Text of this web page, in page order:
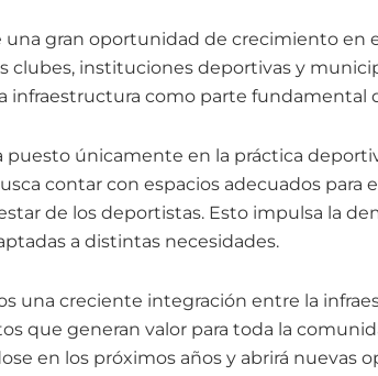
una gran oportunidad de crecimiento en
clubes, instituciones deportivas y
infraestructura como parte fundamental
puesto únicamente en la práctica
contar con espacios adecuados para
de los deportistas. Esto impulsa la
a distintas necesidades.
una creciente integración entre la
que generan valor para toda la
en los próximos años y abrirá nuevas